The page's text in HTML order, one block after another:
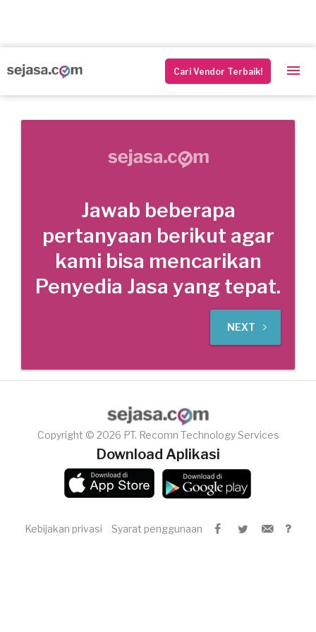
Cari Vendor Terbaik!
Jawab beberapa
pertanyaan berikut agar
kami bisa mencarikan
Penyedia Jasa yang tepat.
NEXT
Copyright © 2026 PT. Recomn Technology Services
Download Aplikasi
Kebijakan privasi Syarat penggunaan